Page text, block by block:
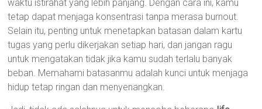
waktu istirahat yang lebih panjang. Dengan cara ini, kamu
tetap dapat menjaga konsentrasi tanpa merasa burnout.
Selain itu, penting untuk menetapkan batasan dalam kartu
tugas yang perlu dikerjakan setiap hari, dan jangan ragu
untuk mengatakan tidak jika kamu sudah terlalu banyak
beban. Memahami batasanmu adalah kunci untuk menjaga
hidup tetap ringan dan menyenangkan.